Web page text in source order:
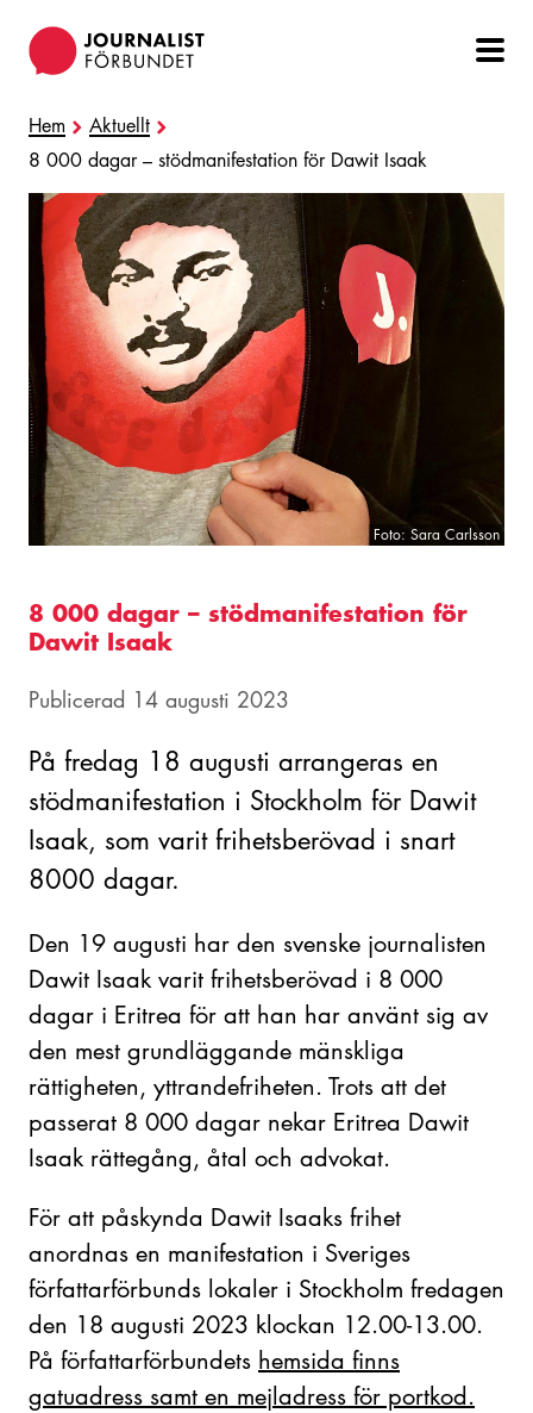
Hem
Aktuellt
8 000 dagar – stödmanifestation för Dawit Isaak
Foto: Sara Carlsson
8 000 dagar – stödmanifestation för
Dawit Isaak
Publicerad 14 augusti 2023
På fredag 18 augusti arrangeras en
stödmanifestation i Stockholm för Dawit
Isaak, som varit frihetsberövad i snart
8000 dagar.
Den 19 augusti har den svenske journalisten
Dawit Isaak varit frihetsberövad i 8 000
dagar i Eritrea för att han har använt sig av
den mest grundläggande mänskliga
rättigheten, yttrandefriheten. Trots att det
passerat 8 000 dagar nekar Eritrea Dawit
Isaak rättegång, åtal och advokat.
För att påskynda Dawit Isaaks frihet
anordnas en manifestation i Sveriges
författarförbunds lokaler i Stockholm fredagen
den 18 augusti 2023 klockan 12.00-13.00.
På författarförbundets hemsida finns
gatuadress samt en mejladress för portkod.